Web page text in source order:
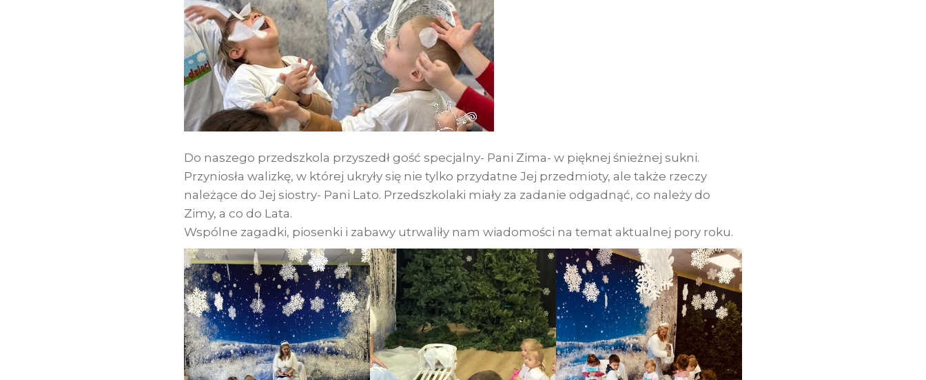
Do naszego przedszkola przyszedł gość specjalny- Pani Zima- w pięknej śnieżnej sukni.
Przyniosła walizkę, w której ukryły się nie tylko przydatne Jej przedmioty, ale także rzeczy
należące do Jej siostry- Pani Lato. Przedszkolaki miały za zadanie odgadnąć, co należy do
Zimy, a co do Lata.
Wspólne zagadki, piosenki i zabawy utrwaliły nam wiadomości na temat aktualnej pory roku.